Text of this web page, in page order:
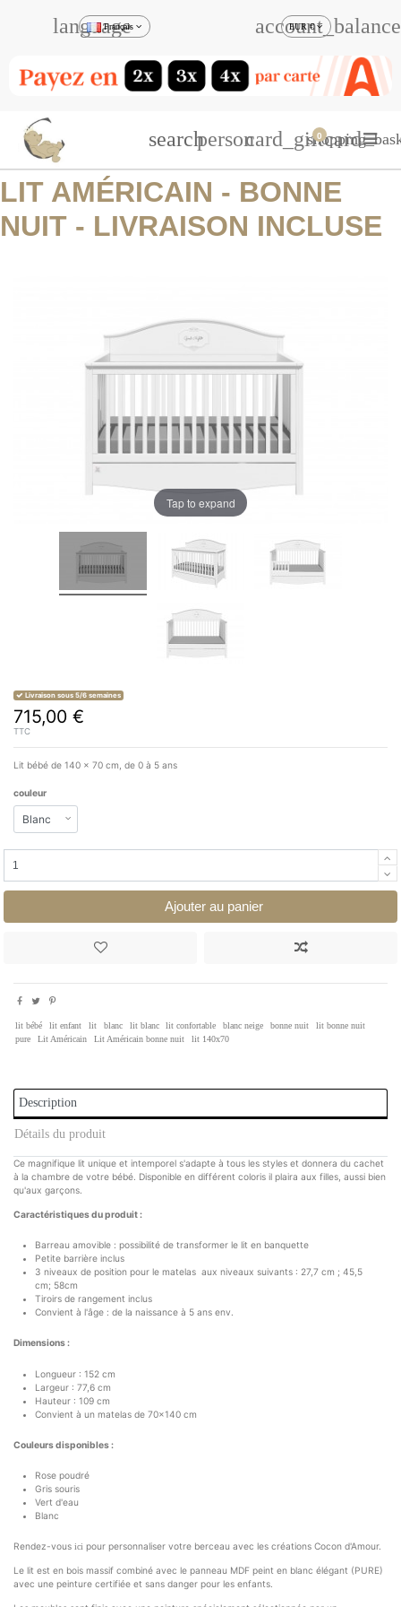
language
Français account_balance
EUR €
searchpersoncard_giftcard
0
LIT AMÉRICAIN - BONNE
NUIT - LIVRAISON INCLUSE
Tap to expand
Livraison sous 5/6 semaines
715,00 €
TTC
Lit bébé de 140 x 70 cm, de 0 à 5 ans
couleur
Ajouter au panier
lit bébé lit enfant lit blanc lit blanc lit confortable blanc neige bonne nuit
lit bonne nuit
pure
Lit Américain Lit Américain bonne nuit lit 140x70
Description
Détails du produit
Ce magnifique lit unique et intemporel s'adapte à tous les styles et donnera du cachet
à la chambre de votre bébé. Disponible en différent coloris il plaira aux filles, aussi bien
qu'aux garçons.
Caractéristiques du produit :
Barreau amovible : possibilité de transformer le lit en banquette
Petite barrière inclus
3 niveaux de position pour le matelas aux niveaux suivants : 27,7 cm ; 45,5
cm; 58cm
Tiroirs de rangement inclus
Convient à l'âge : de la naissance à 5 ans env.
Dimensions :
Longueur : 152 cm
Largeur : 77,6 cm
Hauteur : 109 cm
Convient à un matelas de 70x140 cm
Couleurs disponibles :
Rose poudré
Gris souris
Vert d'eau
Blanc
Rendez-vous ici pour personnaliser votre berceau avec les créations Cocon d'Amour.
Le lit est en bois massif combiné avec le panneau MDF peint en blanc élégant (PURE)
avec une peinture certifiée et sans danger pour les enfants.